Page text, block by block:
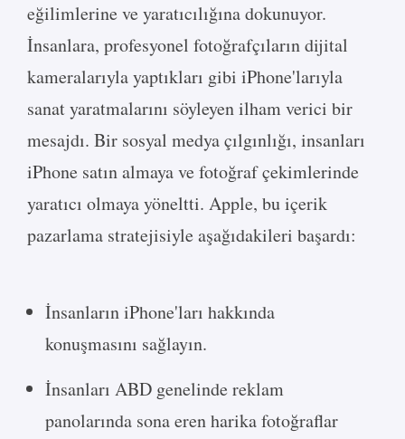
eğilimlerine ve yaratıcılığına dokunuyor.
İnsanlara, profesyonel fotoğrafçıların dijital
kameralarıyla yaptıkları gibi iPhone'larıyla
sanat yaratmalarını söyleyen ilham verici bir
mesajdı. Bir sosyal medya çılgınlığı, insanları
iPhone satın almaya ve fotoğraf çekimlerinde
yaratıcı olmaya yöneltti. Apple, bu içerik
pazarlama stratejisiyle aşağıdakileri başardı:
İnsanların iPhone'ları hakkında
konuşmasını sağlayın.
İnsanları ABD genelinde reklam
panolarında sona eren harika fotoğraflar